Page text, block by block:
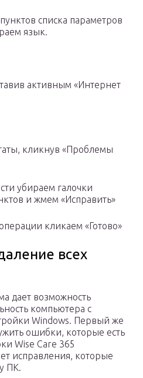
списка параметров
язык.
активным «Интернет
кликнув «Проблемы
убираем галочки
и жмем «Исправить»
кликаем «Готово»
всех
дает возможность
компьютера с
Windows. Первый же
ошибки, которые есть
Wise Care 365
исправления, которые
ПК.